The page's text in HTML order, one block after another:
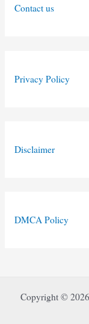
Contact us
Privacy Policy
Disclaimer
DMCA Policy
Copyright ©